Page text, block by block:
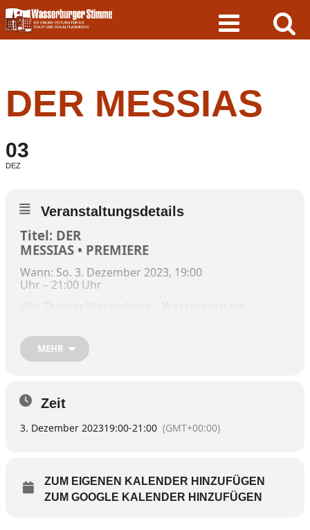
Skip
to
content
DER MESSIAS
03
DEZ
Veranstaltungsdetails
Titel: DER
MESSIAS • PREMIERE
Wann: So. 3. Dezember 2023, 19:00
Uhr – 21:00 Uhr
Kategorie:Schauspiel
Beschreibung:
BARLOW
Deutsch von Ulrike Hofmann & Volker Ludwig
Regie: Nik Mayr
MEHR
Zeit
3. Dezember 202319:00-21:00 (GMT+00:00)
ZUM EIGENEN KALENDER HINZUFÜGEN
ZUM GOOGLE KALENDER HINZUFÜGEN